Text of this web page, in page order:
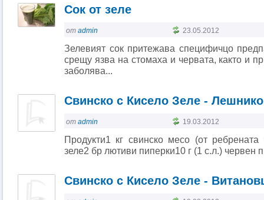
Сок от зеле
от admin 23.05.2012
Зелевият сок притежава специфичцо
срещу язва на стомаха и червата, както и
заболява...
Свинско с Кисело Зеле -
от admin 19.03.2012
Продукти1 кг свинско месо (от ребрената
зеле2 бр лютиви пиперки10 г (1 с.л.) червен
Свинско с Кисело Зеле -